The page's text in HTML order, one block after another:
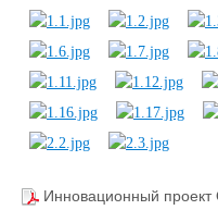
Инновационный проект